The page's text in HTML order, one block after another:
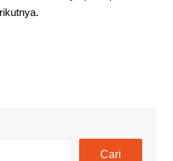
Cari